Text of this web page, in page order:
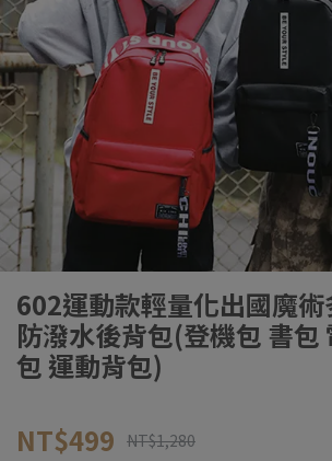
602運動款輕量化出國魔
防潑水後背包(登機包 書包
包 運動背包)
NT$499 NT$1,280